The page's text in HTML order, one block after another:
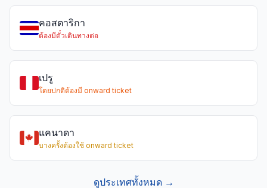
คอสตาริกา
ต้องมีตั๋วเดินทางต่อ
เปรู
โดยปกติต้องมี onward ticket
แคนาดา
บางครั้งต้องใช้ onward ticket
ดูประเทศทั้งหมด →